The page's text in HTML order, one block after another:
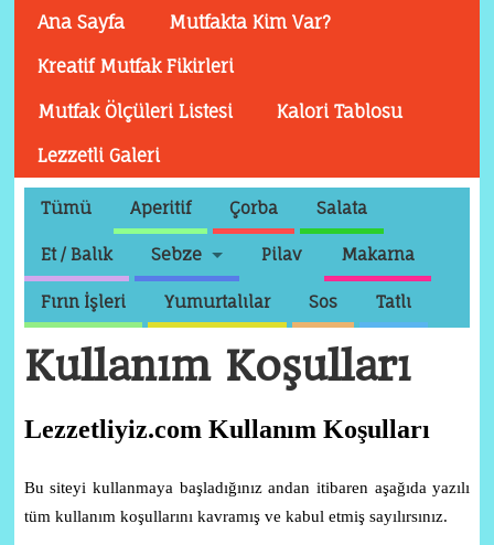
Ana Sayfa Mutfakta Kim Var?
Kreatif Mutfak Fikirleri
Mutfak Ölçüleri Listesi Kalori Tablosu
Lezzetli Galeri
Tümü Aperitif Çorba Salata
Et / Balık Sebze Pilav Makarna
Fırın İşleri Yumurtalılar Sos Tatlı
Kullanım Koşulları
Lezzetliyiz.com Kullanım Koşulları
Bu siteyi kullanmaya başladığınız andan itibaren aşağıda yazılı
tüm kullanım koşullarını kavramış ve kabul etmiş sayılırsınız.